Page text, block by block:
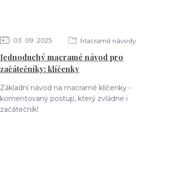
03 09 2025 Macramé návody
Jednoduchý macramé návod pro
začátečníky: klíčenky
Základní návod na macramé klíčenky -
komentovaný postup, který zvládne i
začátečník!